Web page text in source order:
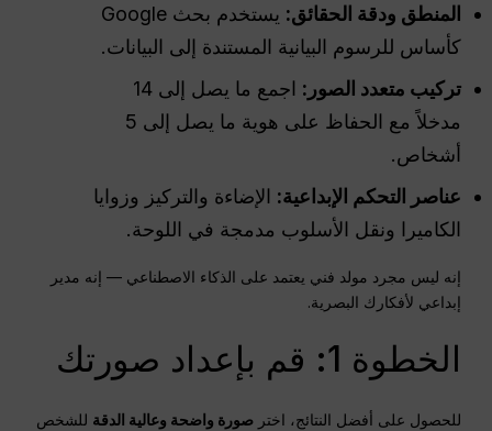
المنطق ودقة الحقائق:
يستخدم بحث Google
كأساس للرسوم البيانية المستندة إلى البيانات.
تركيب متعدد الصور:
اجمع ما يصل إلى 14
مدخلاً مع الحفاظ على هوية ما يصل إلى 5
أشخاص.
عناصر التحكم الإبداعية: الإضاءة والتركيز وزوايا
الكاميرا ونقل الأسلوب مدمجة في اللوحة.
إنه ليس مجرد مولد فني يعتمد على الذكاء الاصطناعي — إنه مدير
إبداعي لأفكارك البصرية.
الخطوة 1: قم بإعداد صورتك
للحصول على أفضل النتائج، اخترصورة واضحة وعالية الدقة للشخص